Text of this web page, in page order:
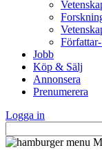
Jobb
Köp & Sälj
Annonsera
Prenumerera
Logga in